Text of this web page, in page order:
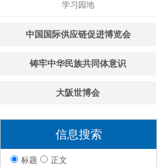
学习园地
中国国际供应链促进博览会
铸牢中华民族共同体意识
大阪世博会
信息搜索
标题 正文